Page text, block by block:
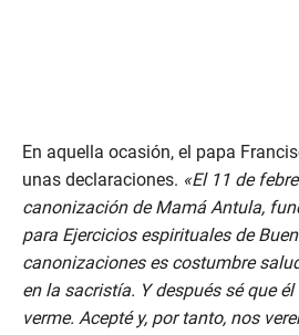
e
c
o
n
s
En aquella ocasión, el papa
unas declaraciones. «El 11 de
canonización de Mamá Antula,
para Ejercicios espirituales de
canonizaciones es costumbre
en la sacristía. Y después sé que
verme. Acepté y, por tanto, nos